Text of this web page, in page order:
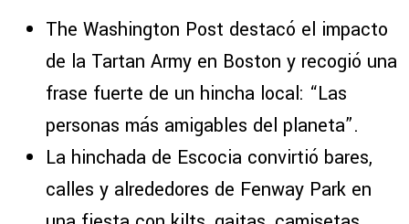
The Washington Post destacó el impacto
de la Tartan Army en Boston y recogió una
frase fuerte de un hincha local: “Las
personas más amigables del planeta”.
La hinchada de Escocia convirtió bares,
calles y alrededores de Fenway Park en